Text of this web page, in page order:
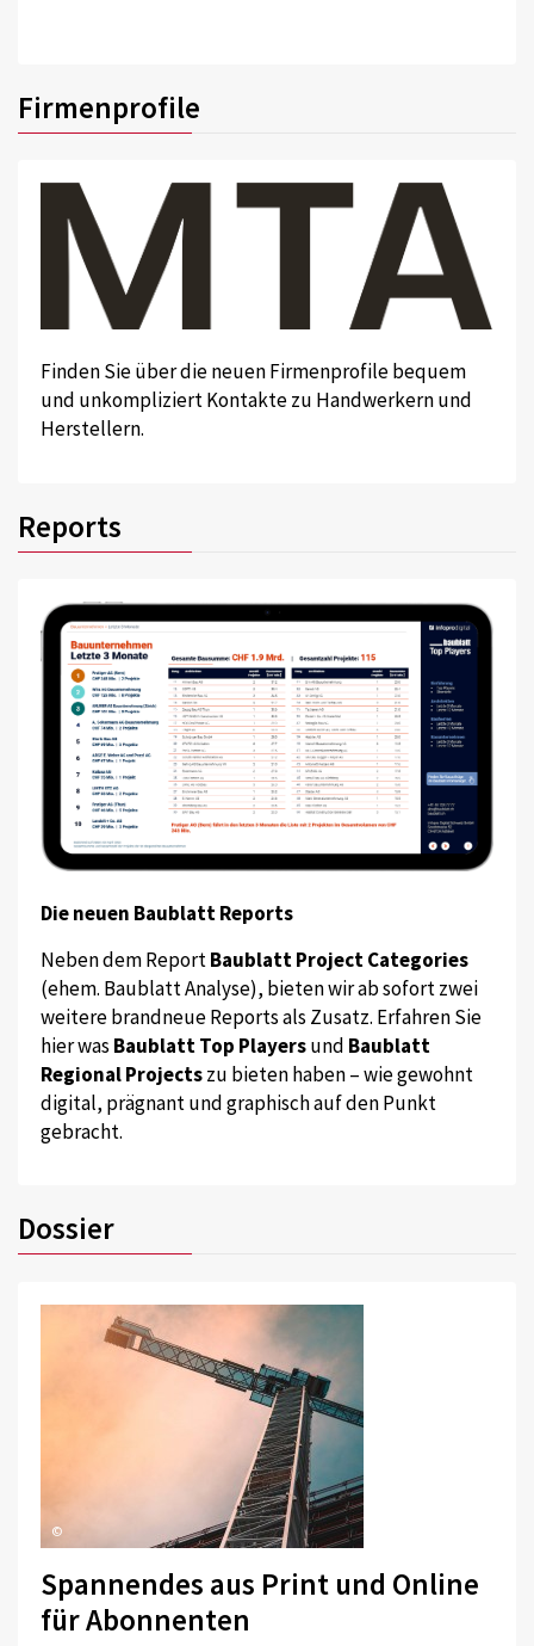
Firmenprofile
Finden Sie über die neuen Firmenprofile bequem
und unkompliziert Kontakte zu Handwerkern und
Herstellern.
Reports
Die neuen Baublatt Reports
Neben dem ReportBaublatt Project Categories
(ehem. Baublatt Analyse), bieten wir ab sofort zwei
weitere brandneue Reports als Zusatz. Erfahren Sie
hier was Baublatt Top Playersund Baublatt
Regional Projectszu bieten haben – wie gewohnt
digital, prägnant und graphisch auf den Punkt
gebracht.
Dossier
©
Spannendes aus Print und Online
für Abonnenten